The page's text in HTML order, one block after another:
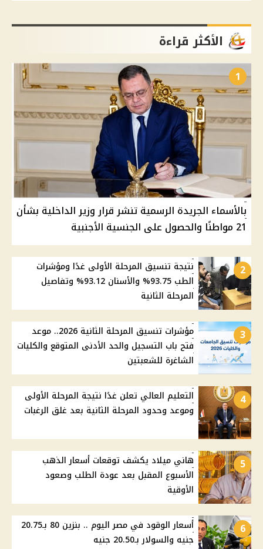
الأكثر قراءة
1
بالأسماء الجريدة الرسمية تنشر قرار وزير الداخلية بشأن
21 مواطنًا والحصول على الجنسية الأجنبية
2
نتيجة تنسيق المرحلة الأولى غدًا ومؤشرات
الطب 93.75% والأسنان 93.12% وتفاصيل
المرحلة الثانية
3
مؤشرات تنسيق المرحلة الثانية 2026.. موعد
فتح باب التسجيل والحد الأدنى المتوقع والكليات
الشاغرة للشعبتين
4
التعليم العالي تعلن غدًا نتيجة المرحلة الأولى
وموعد وحدود المرحلة الثانية بعد غلق الرغبات
5
هاني ميلاد يكشف توقعات أسعار الذهب
الأسبوع المقبل بعد عودة الطلب وصعود
الأوقية
6
أسعار الوقود في مصر اليوم .. بنزين 80 بـ20.75
جنيه والسولار بـ20.50 جنيه